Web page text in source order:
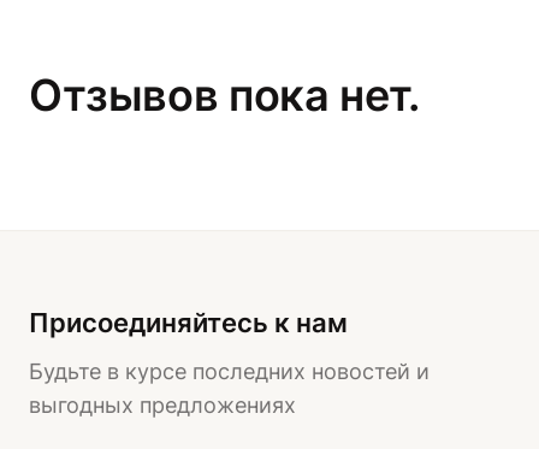
Отзывов пока нет.
Присоединяйтесь к нам
Будьте в курсе последних новостей и
выгодных предложениях